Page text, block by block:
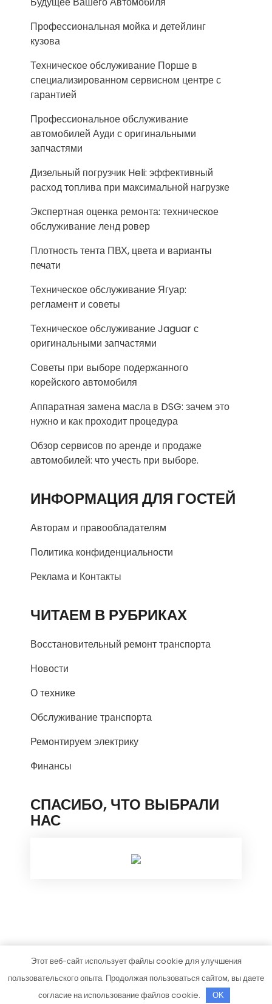
Профессиональная мойка и детейлинг
кузова
Техническое обслуживание Порше в
специализированном сервисном центре с
гарантией
Профессиональное обслуживание
автомобилей Ауди с оригинальными
запчастями
Дизельный погрузчик Heli: эффективный
расход топлива при максимальной нагрузке
Экспертная оценка ремонта: техническое
обслуживание ленд ровер
Плотность тента ПВХ, цвета и варианты
печати
Техническое обслуживание Ягуар:
регламент и советы
Техническое обслуживание Jaguar с
оригинальными запчастями
Советы при выборе подержанного
корейского автомобиля
Аппаратная замена масла в DSG: зачем это
нужно и как проходит процедура
Обзор сервисов по аренде и продаже
автомобилей: что учесть при выборе.
ИНФОРМАЦИЯ ДЛЯ ГОСТЕЙ
Авторам и правообладателям
Политика конфиденциальности
Реклама и Контакты
ЧИТАЕМ В РУБРИКАХ
Восстановительный ремонт транспорта
Новости
О технике
Обслуживание транспорта
Ремонтируем электрику
Финансы
СПАСИБО, ЧТО ВЫБРАЛИ
НАС
autoclub-expert.ru
Тема от Grace Themes
Этот веб-сайт использует файлы cookie для улучшения
пользовательского опыта. Продолжая пользоваться сайтом, вы даете
согласие на использование файлов cookie.
OK